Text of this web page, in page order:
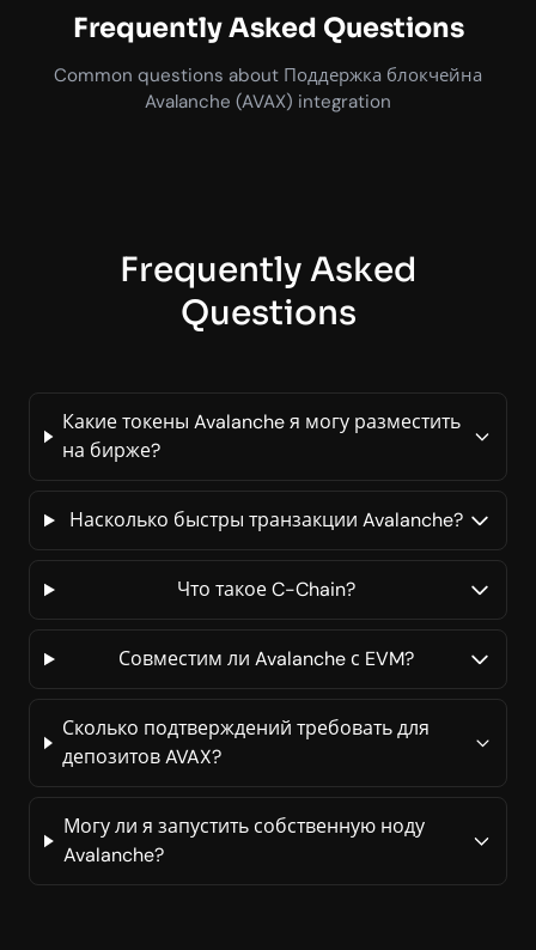
Frequently Asked Questions
Common questions about Поддержка блокчейна
Avalanche (AVAX) integration
Frequently Asked
Questions
Какие токены Avalanche я могу разместить
на бирже?
Насколько быстры транзакции Avalanche?
Что такое C-Chain?
Совместим ли Avalanche с EVM?
Сколько подтверждений требовать для
депозитов AVAX?
Могу ли я запустить собственную ноду
Avalanche?